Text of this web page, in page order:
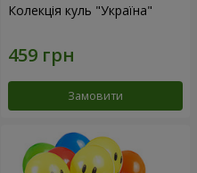
Колекція куль "Україна"
Замовити